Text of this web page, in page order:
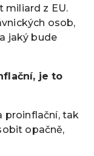
miliard z EU.
osob,
jaký bude
je to
proinflační, tak
opačně,